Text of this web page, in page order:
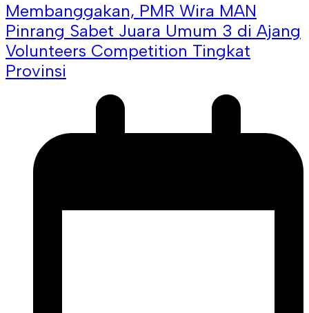
Membanggakan, PMR Wira MAN
Pinrang Sabet Juara Umum 3 di Ajang
Volunteers Competition Tingkat
Provinsi